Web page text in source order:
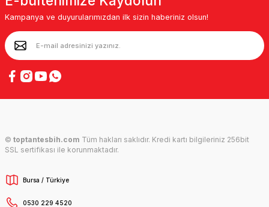
Kampanya ve duyurularımızdan ilk sizin haberiniz olsun!
© toptantesbih.com Tüm hakları saklıdır. Kredi kartı bilgileriniz 256bit
SSL sertifikası ile korunmaktadır.
Bursa / Türkiye
0530 229 4520